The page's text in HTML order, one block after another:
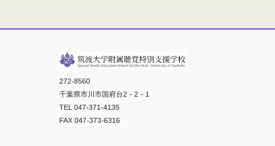
272-8560
千葉県市川市国府台2－2－1
TEL 047-371-4135
FAX 047-373-6316